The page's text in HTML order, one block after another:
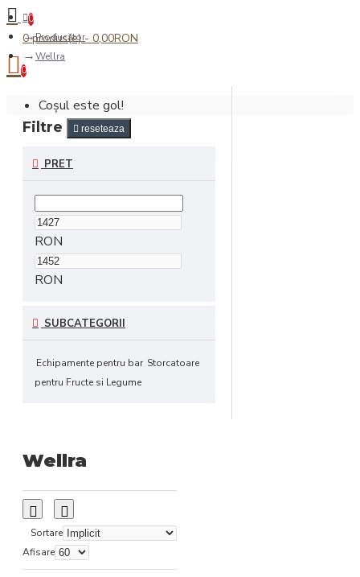
0
0 produs(e) - 0,00RON
0
Coșul este gol!
Producător
Wellra
Filtre reseteaza
PRET
RON
RON
SUBCATEGORII
Echipamente pentru bar Storcatoare
pentru Fructe si Legume
Wellra
Sortare
Afisare